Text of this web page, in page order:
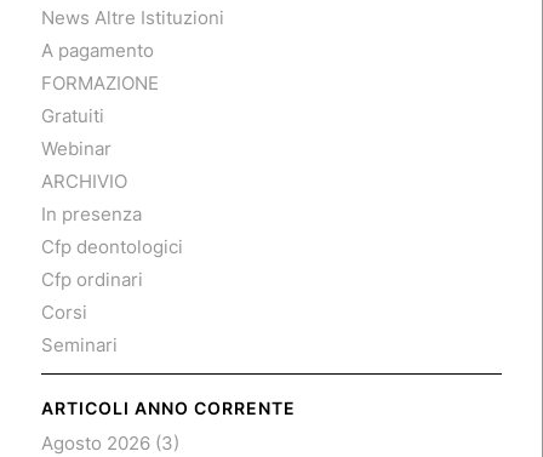
News Altre Istituzioni
A pagamento
FORMAZIONE
Gratuiti
Webinar
ARCHIVIO
In presenza
Cfp deontologici
Cfp ordinari
Corsi
Seminari
ARTICOLI ANNO CORRENTE
Agosto 2026(3)